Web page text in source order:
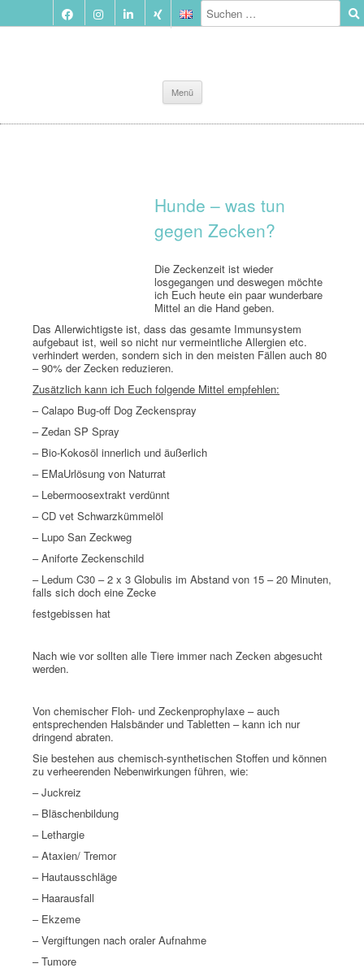
Menü
Inhalt
springen
Hunde – was tun
gegen Zecken?
Die Zeckenzeit ist wieder
losgegangen und deswegen möchte
ich Euch heute ein paar wunderbare
Mittel an die Hand geben.
Das Allerwichtigste ist, dass das gesamte Immunsystem
aufgebaut ist, weil so nicht nur vermeintliche Allergien etc.
verhindert werden, sondern sich in den meisten Fällen auch 80
– 90% der Zecken reduzieren.
Zusätzlich kann ich Euch folgende Mittel empfehlen:
– Calapo Bug-off Dog Zeckenspray
– Zedan SP Spray
– Bio-Kokosöl innerlich und äußerlich
– EMaUrlösung von Naturrat
– Lebermoosextrakt verdünnt
– CD vet Schwarzkümmelöl
– Lupo San Zeckweg
– Aniforte Zeckenschild
– Ledum C30 – 2 x 3 Globulis im Abstand von 15 – 20 Minuten,
falls sich doch eine Zecke
festgebissen hat
Nach wie vor sollten alle Tiere immer nach Zecken abgesucht
werden.
Von chemischer Floh- und Zeckenprophylaxe – auch
entsprechenden Halsbänder und Tabletten – kann ich nur
dringend abraten.
Sie bestehen aus chemisch-synthetischen Stoffen und können
zu verheerenden Nebenwirkungen führen, wie:
– Juckreiz
– Bläschenbildung
– Lethargie
– Ataxien/ Tremor
– Hautausschläge
– Haarausfall
– Ekzeme
– Vergiftungen nach oraler Aufnahme
– Tumore